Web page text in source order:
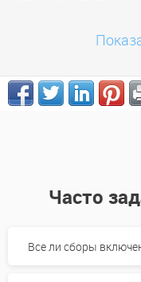
Часто
Все ли сборы